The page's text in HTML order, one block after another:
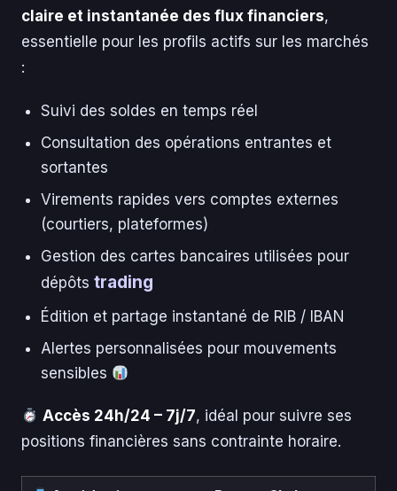
claire et instantanée des flux financiers,
essentielle pour les profils actifs sur les marchés
:
Suivi des soldes en temps réel
Consultation des opérations entrantes et
sortantes
Virements rapides vers comptes externes
(courtiers, plateformes)
Gestion des cartes bancaires utilisées pour
dépôts trading
Édition et partage instantané de RIB / IBAN
Alertes personnalisées pour mouvements
sensibles
Accès 24h/24 – 7j/7, idéal pour suivre ses
positions financières sans contrainte horaire.